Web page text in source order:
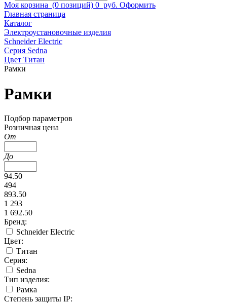
Моя корзина (0 позиций) 0 руб. Оформить
Главная страница
Каталог
Электроустановочные изделия
Schneider Electric
Серия Sedna
Цвет Титан
Рамки
Рамки
Подбор параметров
Розничная цена
От
До
94.50
494
893.50
1 293
1 692.50
Бренд:
Schneider Electric
Цвет:
Титан
Серия:
Sedna
Тип изделия:
Рамка
Степень защиты IP: